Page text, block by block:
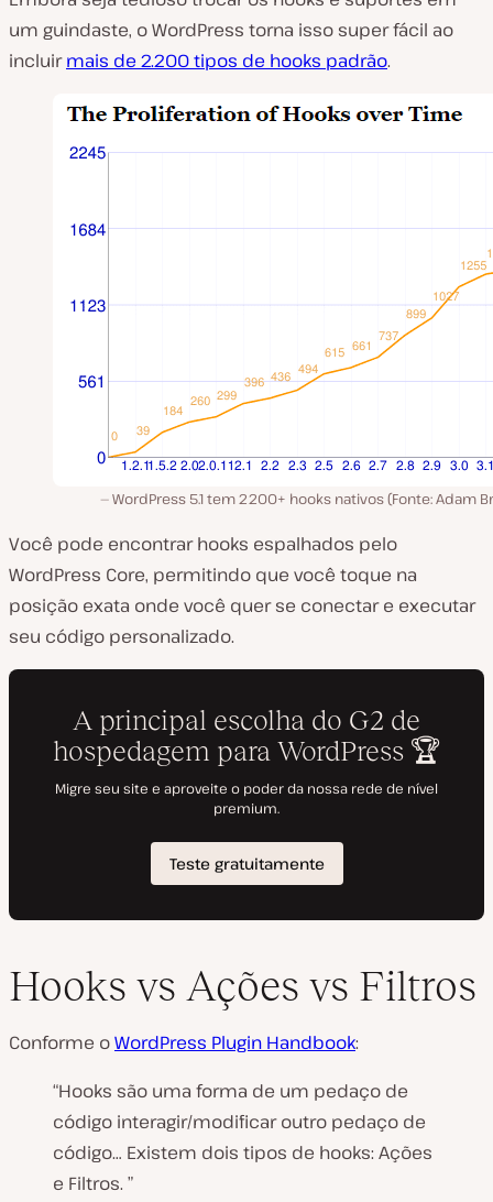
um guindaste, o WordPress torna isso super fácil ao
incluirmais de 2.200 tipos de hooks padrão.
WordPress 5.1 tem 2200+ hooks nativos (Fonte: Adam
Você pode encontrar hooks espalhados pelo
WordPress Core, permitindo que você toque na
posição exata onde você quer se conectar e executar
seu código personalizado.
Hooks vs Ações vs Filtros
Conforme oWordPress Plugin Handbook:
“Hooks são uma forma de um pedaço de
código interagir/modificar outro pedaço de
código… Existem dois tipos de hooks: Ações
e Filtros. ”